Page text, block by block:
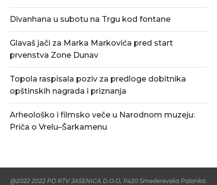
Divanhana u subotu na Trgu kod fontane
Glavaš jači za Marka Markovića pred start
prvenstva Zone Dunav
Topola raspisala poziv za predloge dobitnika
opštinskih nagrada i priznanja
Arheološko i filmsko veče u Narodnom muzeju:
Priča o Vrelu–Šarkamenu
@2022 2022 PD RTV JASENICA D.O.O, 11420 Smederevska Palanka.